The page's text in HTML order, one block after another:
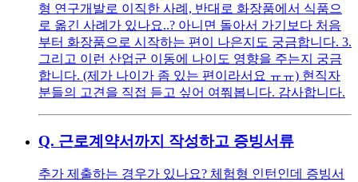
형 연구개발로 이직한 사례, 반대로 화장품에서 식품으
로 옮긴 사례가 있나요..? 아니면 돌아서 가기보다 처음
부터 화장품으로 시작하는 편이 나은지도 궁금합니다. 3.
그리고 이런 산업군 이동에 나이도 영향을 주는지 궁금
합니다. (제가 나이가 좀 있는 편이라서요 ㅠㅠ) 현직자
분들의 고견을 직접 듣고 싶어 여쭤봅니다. 감사합니다.
Q. 근로계약서까지 작성하고 증빙서류
추가 제출하는 경우가 있나요? 체험형 인턴인데 증빙서